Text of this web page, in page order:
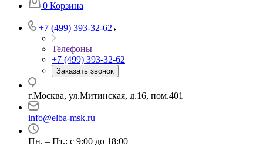
0 Корзина
+7 (499) 393-32-62
Телефоны
+7 (499) 393-32-62
Заказать звонок
г.Москва, ул.Митинская, д.16, пом.401
info@elba-msk.ru
Пн. – Пт.: с 9:00 до 18:00